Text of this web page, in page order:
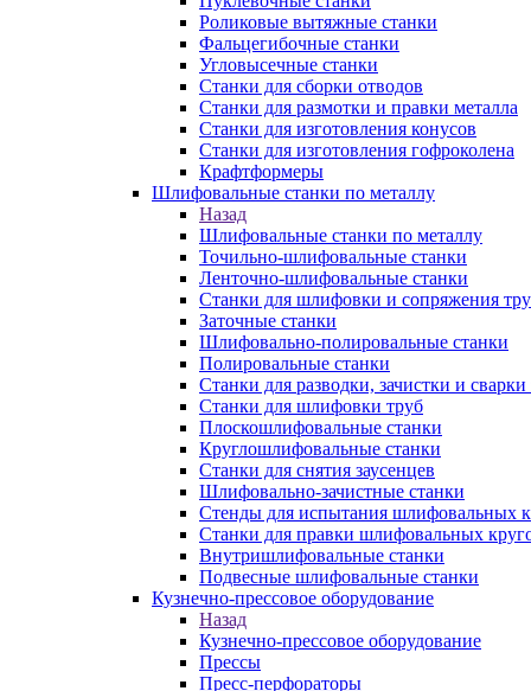
Роликовые вытяжные станки
Фальцегибочные станки
Угловысечные станки
Станки для сборки отводов
Станки для размотки и правки металла
Станки для изготовления конусов
Станки для изготовления гофроколена
Крафтформеры
Шлифовальные станки по металлу
Назад
Шлифовальные станки по металлу
Точильно-шлифовальные станки
Ленточно-шлифовальные станки
Станки для шлифовки и сопряжения
Заточные станки
Шлифовально-полировальные станки
Полировальные станки
Станки для разводки, зачистки и сварки
Станки для шлифовки труб
Плоскошлифовальные станки
Круглошлифовальные станки
Станки для снятия заусенцев
Шлифовально-зачистные станки
Стенды для испытания шлифовальных
Станки для правки шлифовальных
Внутришлифовальные станки
Подвесные шлифовальные станки
Кузнечно-прессовое оборудование
Назад
Кузнечно-прессовое оборудование
Прессы
Пресс-перфораторы